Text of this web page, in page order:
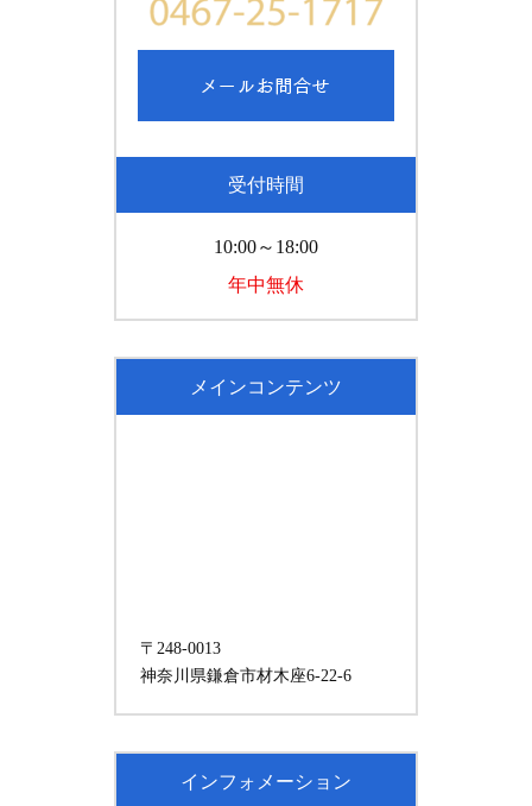
受付時間
10:00～18:00
年中無休
メインコンテンツ
〒248-0013
神奈川県鎌倉市材木座6-22-6
インフォメーション